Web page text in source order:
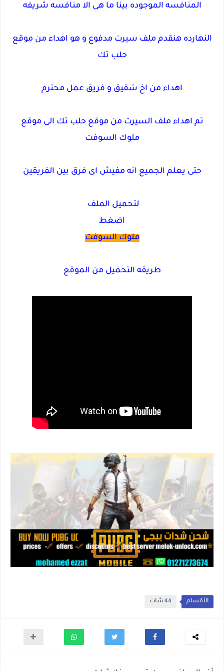
المنافسه الموجوده بينا ما هى الا منافسه شريفه
النهارده هنقدم ملف سيرت مدفوع و هو اهداء من موقع
حلب تك
اهداء من اخ شقيق و فريق عمل محترم
تم اهداء ملف السيرت من موقع حلب تك الى موقع
ملوك السوفت
حتى يعلم الجميع انه مفيش اى فرق بين الفريقين
لتحميل الملف
اضغط
ملوك السوفت
طريقه التحميل من الموقع
الأقسام فلاشات